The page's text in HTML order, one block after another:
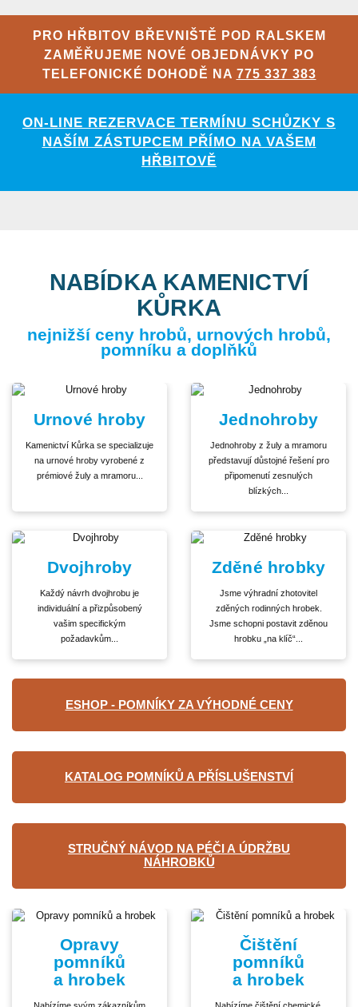
PRO HŘBITOV BŘEVNIŠTĚ POD RALSKEM
ZAMĚŘUJEME NOVÉ OBJEDNÁVKY PO
TELEFONICKÉ DOHODĚ NA 775 337 383
ON-LINE REZERVACE TERMÍNU SCHŮZKY S
NAŠÍM ZÁSTUPCEM PŘÍMO NA VAŠEM
HŘBITOVĚ
NABÍDKA KAMENICTVÍ
KŮRKA
nejnižší ceny hrobů, urnových hrobů,
pomníku a doplňků
Urnové hroby
Kamenictví Kůrka se specializuje
na urnové hroby vyrobené z
prémiové žuly a mramoru...
Jednohroby
Jednohroby z žuly a mramoru
představují důstojné řešení pro
připomenutí zesnulých
blízkých...
Dvojhroby
Každý návrh dvojhrobu je
individuální a přizpůsobený
vašim specifickým
požadavkům...
Zděné hrobky
Jsme výhradní zhotovitel
zděných rodinných hrobek.
Jsme schopni postavit zděnou
hrobku „na klíč“...
ESHOP - POMNÍKY ZA VÝHODNÉ CENY
KATALOG POMNÍKŮ A PŘÍSLUŠENSTVÍ
STRUČNÝ NÁVOD NA PÉČI A ÚDRŽBU
NÁHROBKŮ
Opravy
pomníků
a hrobek
Čištění
pomníků
a hrobek